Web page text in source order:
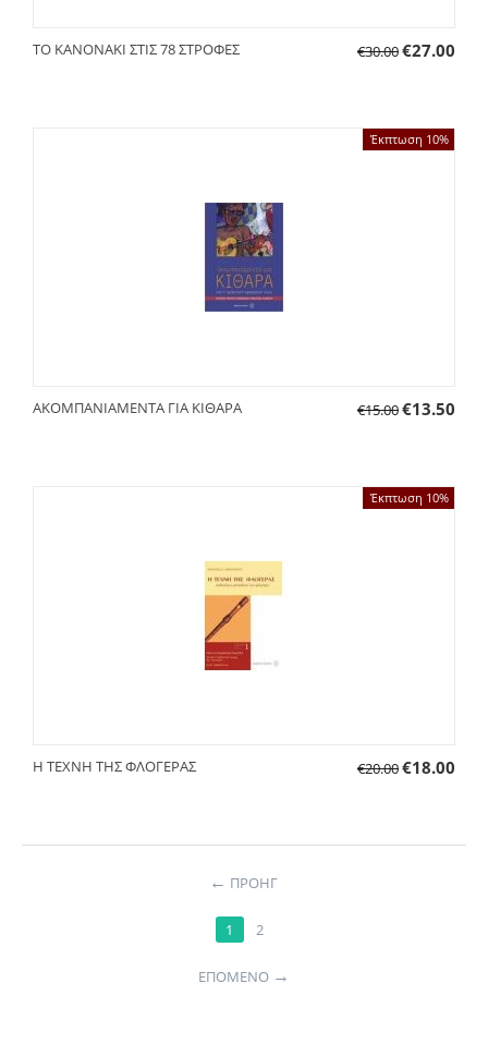
TO KANONAKI ΣΤΙΣ 78 ΣΤΡΟΦΕΣ €30.00€27.00
Έκπτωση 10%
ΑΚΟΜΠΑΝΙΑΜΕΝΤΑ ΓΙΑ ΚΙΘΑΡΑ €15.00€13.50
Έκπτωση 10%
Η ΤΕΧΝΗ ΤΗΣ ΦΛΟΓΕΡΑΣ €20.00€18.00
← ΠΡΟΗΓ
1 2
ΕΠΌΜΕΝΟ →